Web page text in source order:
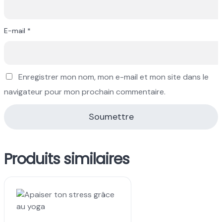
E-mail *
Enregistrer mon nom, mon e-mail et mon site dans le
navigateur pour mon prochain commentaire.
Produits similaires